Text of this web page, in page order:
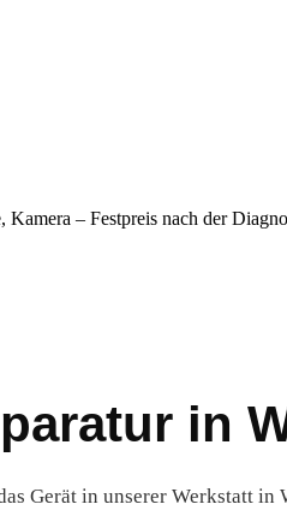
– Festpreis nach der
in
Gerät in unserer Werkstatt